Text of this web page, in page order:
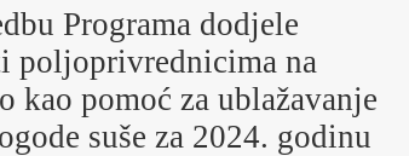
Programa dodjele
poljoprivrednicima na
kao pomoć za ublažavanje
suše za 2024. godinu